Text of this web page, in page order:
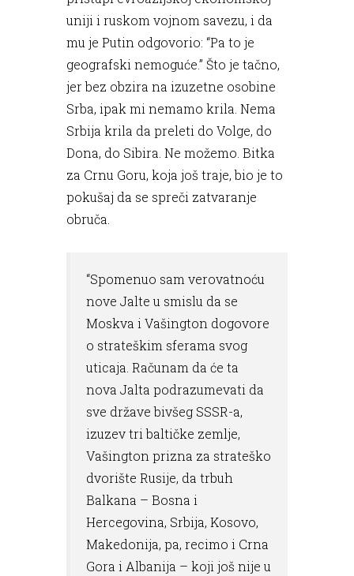
uniji i ruskom vojnom savezu, i da
mu je Putin odgovorio: “Pa to je
geografski nemoguće.” Što je tačno,
jer bez obzira na izuzetne osobine
Srba, ipak mi nemamo krila. Nema
Srbija krila da preleti do Volge, do
Dona, do Sibira. Ne možemo. Bitka
za Crnu Goru, koja još traje, bio je to
pokušaj da se spreči zatvaranje
obruča.
“Spomenuo sam verovatnoću
nove Jalte u smislu da se
Moskva i Vašington dogovore
o strateškim sferama svog
uticaja. Računam da će ta
nova Jalta podrazumevati da
sve države bivšeg SSSR-a,
izuzev tri baltičke zemlje,
Vašington prizna za strateško
dvorište Rusije, da trbuh
Balkana – Bosna i
Hercegovina, Srbija, Kosovo,
Makedonija, pa, recimo i Crna
Gora i Albanija – koji još nije u